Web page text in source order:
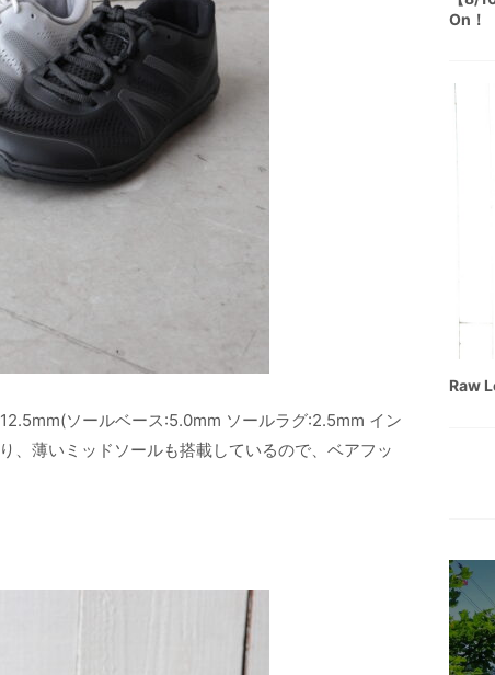
ソールベース:5.0mm ソールラグ:2.5mm イン
、薄いミッドソールも搭載しているので、ベアフッ
On！
Raw